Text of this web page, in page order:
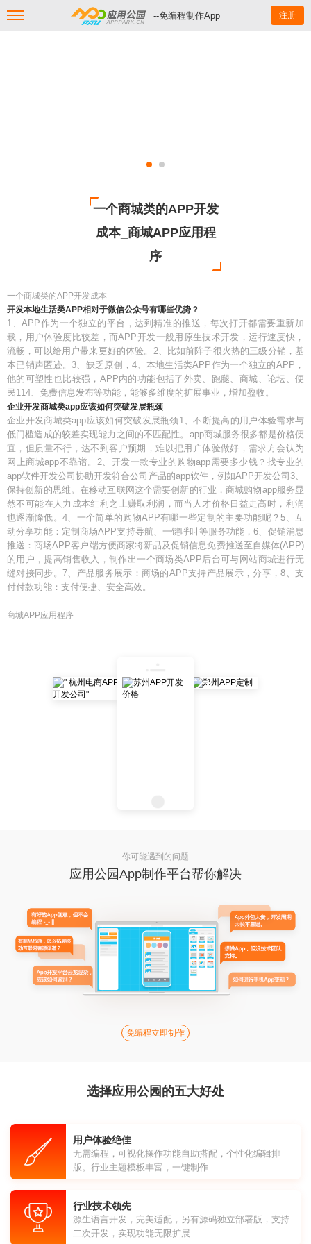
--免编程制作App 注册
一个商城类的APP开发
成本_商城APP应用程
序
一个商城类的APP开发成本
开发本地生活类APP相对于微信公众号有哪些优势？
1、APP作为一个独立的平台，达到精准的推送，每次打开都需要重新加
载，用户体验度比较差，而APP开发一般用原生技术开发，运行速度快，
流畅，可以给用户带来更好的体验。2、比如前阵子很火热的三级分销，基
本已销声匿迹。3、缺乏原创，4、本地生活类APP作为一个独立的APP，
他的可塑性也比较强，APP内的功能包括了外卖、跑腿、商城、论坛、便
民114、免费信息发布等功能，能够多维度的扩展事业，增加盈收。
企业开发商城类app应该如何突破发展瓶颈
企业开发商城类app应该如何突破发展瓶颈1、不断提高的用户体验需求与
低门槛造成的较差实现能力之间的不匹配性。app商城服务很多都是价格便
宜，但质量不行，达不到客户预期，难以把用户体验做好，需求方会认为
网上商城app不靠谱。2、开发一款专业的购物app需要多少钱？找专业的
app软件开发公司协助开发符合公司产品的app软件，例如APP开发公司3、
保持创新的思维。在移动互联网这个需要创新的行业，商城购物app服务显
然不可能在人力成本红利之上赚取利润，而当人才价格日益走高时，利润
也逐渐降低。4、一个简单的购物APP有哪一些定制的主要功能呢？5、互
动分享功能：定制商场APP支持导航、一键呼叫等服务功能，6、促销消息
推送：商场APP客户端方便商家将新品及促销信息免费推送至自媒体(APP)
的用户，提高销售收入，制作出一个商场类APP后台可与网站商城进行无
缝对接同步。7、产品服务展示：商场的APP支持产品展示，分享，8、支
付付款功能：支付便捷、安全高效。
商城APP应用程序
你可能遇到的问题
应用公园App制作平台帮你解决
免编程立即制作
选择应用公园的五大好处
用户体验绝佳
无需编程，可视化操作功能自助搭配，个性化编辑排
版。行业主题模板丰富，一键制作
行业技术领先
源生语言开发，完美适配，另有源码独立部署版，支持
二次开发，实现功能无限扩展